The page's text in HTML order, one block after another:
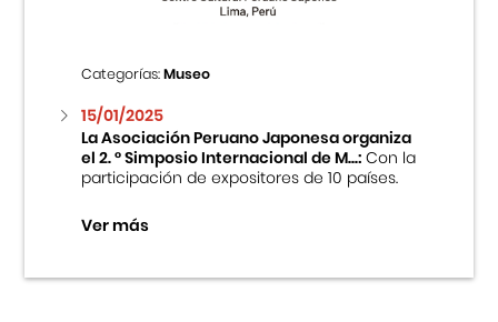
Categorías:Museo
15/01/2025
La Asociación Peruano Japonesa organiza
el 2. ° Simposio Internacional de M...:Con la
participación de expositores de 10 países.
Ver más